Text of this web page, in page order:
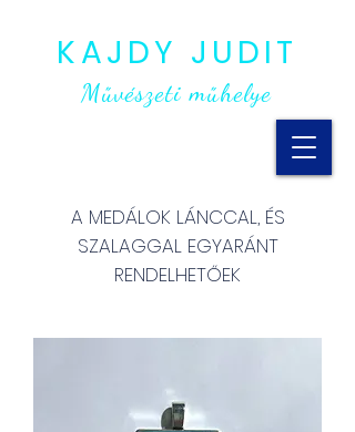
KAJDY JUDIT
Művészeti műhelye
A MEDÁLOK LÁNCCAL, ÉS
SZALAGGAL EGYARÁNT
RENDELHETŐEK